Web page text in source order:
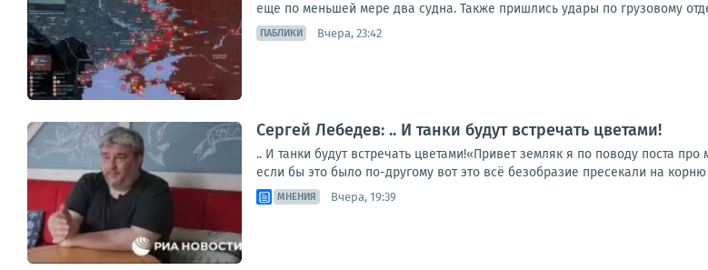
еще по меньшей мере два судна. Также пришлись удары по грузовому
ПАБЛИКИ Вчера, 23:42
Сергей Лебедев: .. И танки будут встречать цветами!
.. И танки будут встречать цветами!«Привет земляк я по поводу поста
если бы это было по-другому вот это всё безобразие пресекали на
МНЕНИЯ Вчера, 19:39